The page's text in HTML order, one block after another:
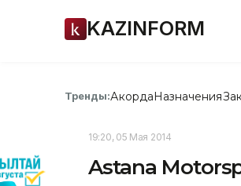
KAZINFORM
Тренды:АкордаНазначения
19:20, 05 Мая 2014
Astana